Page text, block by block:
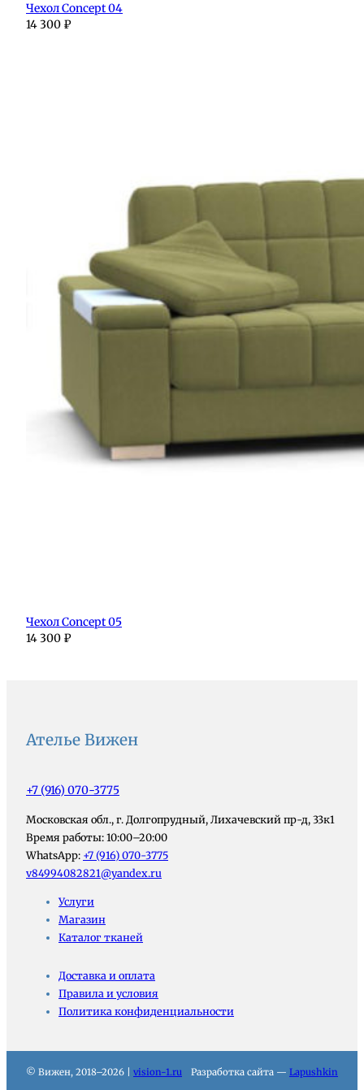
Чехол Concept 04
14 300 ₽
Чехол Concept 05
14 300 ₽
Ателье Вижен
+7 (916) 070-3775
Московская обл., г. Долгопрудный, Лихачевский пр-д, 33к1
Время работы: 10:00–20:00
WhatsApp: +7 (916) 070-3775
v84994082821@yandex.ru
Услуги
Магазин
Каталог тканей
Доставка и оплата
Правила и условия
Политика конфиденциальности
© Вижен, 2018–2026 | vision-1.ru Разработка сайта — Lapushkin